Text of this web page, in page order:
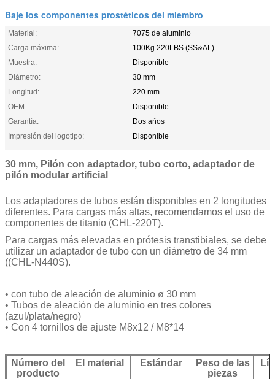
Baje los componentes prostéticos del miembro
Material:
7075 de aluminio
Carga máxima:
100Kg 220LBS (SS&AL)
Muestra:
Disponible
Diámetro:
30 mm
Longitud:
220 mm
OEM:
Disponible
Garantía:
Dos años
Impresión del logotipo:
Disponible
30 mm, Pilón con adaptador, tubo corto, adaptador de
pilón modular artificial
Los adaptadores de tubos están disponibles en 2 longitudes
diferentes. Para cargas más altas, recomendamos el uso de
componentes de titanio (CHL-220T).
Para cargas más elevadas en prótesis transtibiales, se debe
utilizar un adaptador de tubo con un diámetro de 34 mm
((CHL-N440S).
• con tubo de aleación de aluminio ø 30 mm
• Tubos de aleación de aluminio en tres colores
(azul/plata/negro)
• Con 4 tornillos de ajuste M8x12 / M8*14
Número del
producto
El material Estándar
Peso de las
piezas